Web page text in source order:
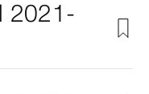
2021-